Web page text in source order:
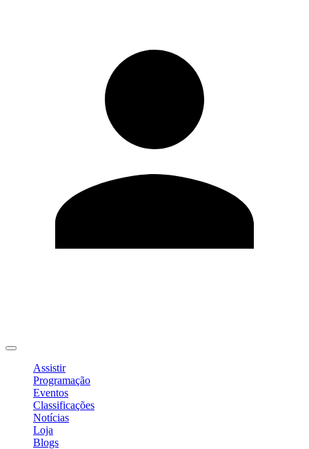
Assistir
Programação
Eventos
Classificações
Notícias
Loja
Blogs